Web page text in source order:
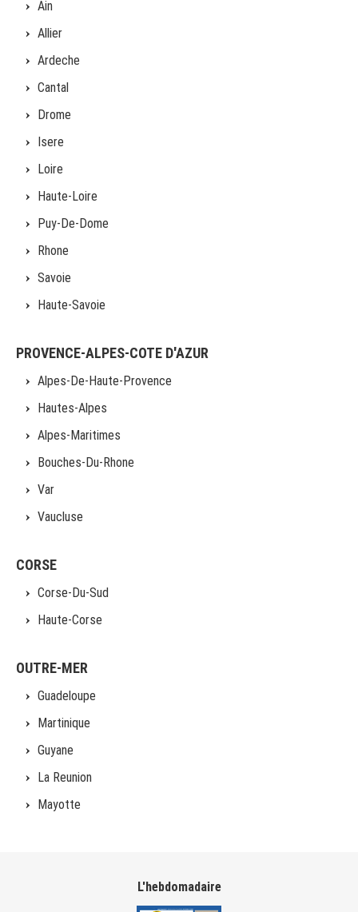
Ain
Allier
Ardeche
Cantal
Drome
Isere
Loire
Haute-Loire
Puy-De-Dome
Rhone
Savoie
Haute-Savoie
PROVENCE-ALPES-COTE D'AZUR
Alpes-De-Haute-Provence
Hautes-Alpes
Alpes-Maritimes
Bouches-Du-Rhone
Var
Vaucluse
CORSE
Corse-Du-Sud
Haute-Corse
OUTRE-MER
Guadeloupe
Martinique
Guyane
La Reunion
Mayotte
L'hebdomadaire